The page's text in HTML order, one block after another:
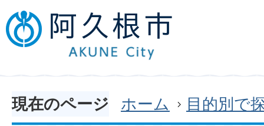
現在のページ ホーム 目的別で